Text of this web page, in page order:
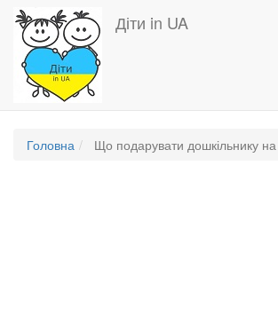
Перейти
основного
вмісту
Діти in UA
Головна Що подарувати дошкільнику на